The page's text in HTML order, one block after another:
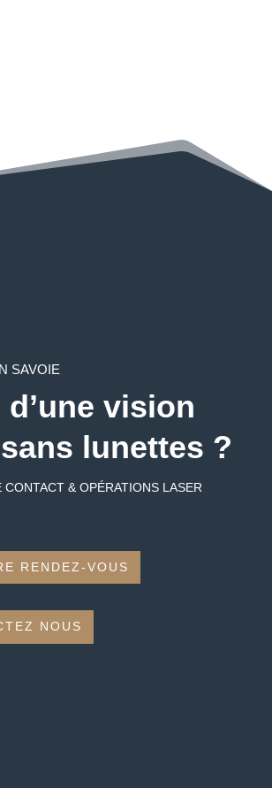
SAVOIE
d’une vision
lunettes ?
CONTACT & OPÉRATIONS LASER
RENDEZ-VOUS
NOUS